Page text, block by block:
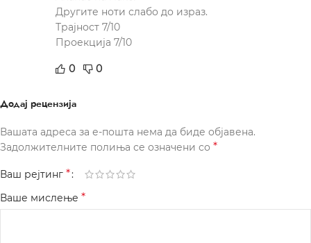
Другите ноти слабо до израз.
Трајност 7/10
Проекција 7/10
0 0
Додај рецензија
Вашата адреса за е-пошта нема да биде објавена.
Задолжителните полиња се означени со *
Ваш рејтинг *
Ваше мислење *